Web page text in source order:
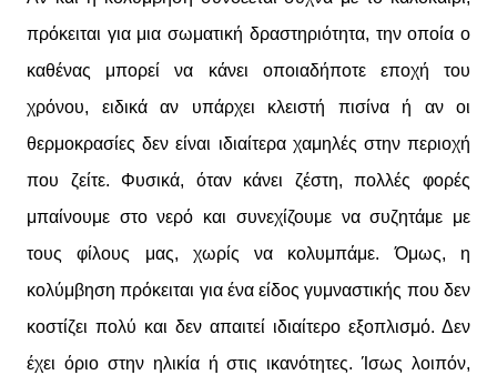
πρόκειται για μια σωματική δραστηριότητα, την οποία ο
καθένας μπορεί να κάνει οποιαδήποτε εποχή του
χρόνου, ειδικά αν υπάρχει κλειστή πισίνα ή αν οι
θερμοκρασίες δεν είναι ιδιαίτερα χαμηλές στην περιοχή
που ζείτε. Φυσικά, όταν κάνει ζέστη, πολλές φορές
μπαίνουμε στο νερό και συνεχίζουμε να συζητάμε με
τους φίλους μας, χωρίς να κολυμπάμε. Όμως, η
κολύμβηση πρόκειται για ένα είδος γυμναστικής που δεν
κοστίζει πολύ και δεν απαιτεί ιδιαίτερο εξοπλισμό. Δεν
έχει όριο στην ηλικία ή στις ικανότητες. Ίσως λοιπόν,